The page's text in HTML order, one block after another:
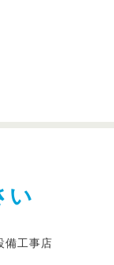
い
工事店